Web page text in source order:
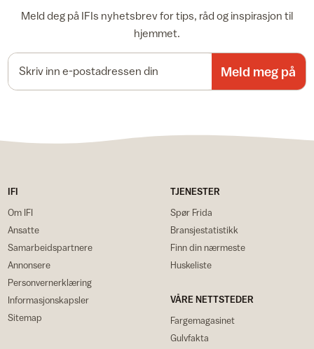
Meld deg på IFIs nyhetsbrev for tips, råd og inspirasjon til
hjemmet.
Meld meg på
IFI
Om IFI
Ansatte
Samarbeidspartnere
Annonsere
Personvernerklæring
Informasjonskapsler
Sitemap
TJENESTER
Spør Frida
Bransjestatistikk
Finn din nærmeste
Huskeliste
VÅRE NETTSTEDER
Fargemagasinet
Gulvfakta